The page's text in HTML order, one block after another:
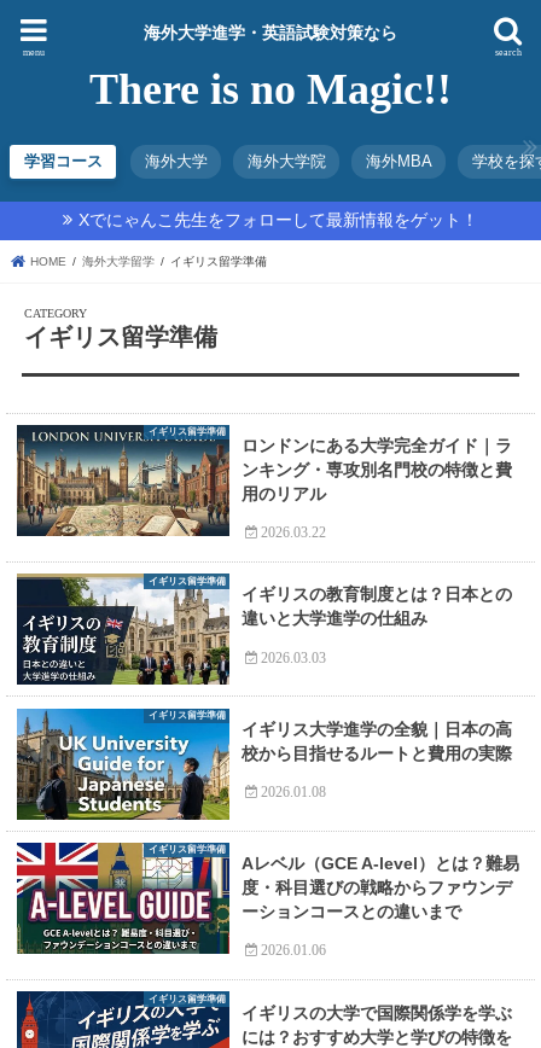
海外大学進学・英語試験対策なら
There is no Magic!!
search
menu
学習コース 海外大学 海外大学院 海外MBA 学校を探
Xでにゃんこ先生をフォローして最新情報をゲット！
HOME 海外大学留学 イギリス留学準備
イギリス留学準備
イギリス留学準備
ロンドンにある大学完全ガイド｜ラ
ンキング・専攻別名門校の特徴と費
用のリアル
2026.03.22
イギリス留学準備
イギリスの教育制度とは？日本との
違いと大学進学の仕組み
2026.03.03
イギリス留学準備
イギリス大学進学の全貌｜日本の高
校から目指せるルートと費用の実際
2026.01.08
イギリス留学準備
Aレベル（GCE A-level）とは？難易
度・科目選びの戦略からファウンデ
ーションコースとの違いまで
2026.01.06
イギリス留学準備
イギリスの大学で国際関係学を学ぶ
には？おすすめ大学と学びの特徴を